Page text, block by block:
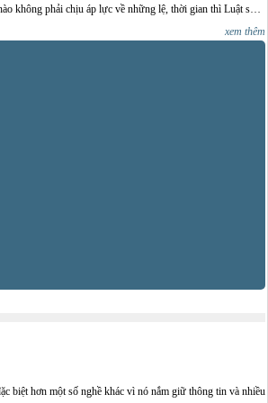
không phải chịu áp lực về những lệ, thời gian thì Luật sư
đúng trách nhiệm trước pháp luật và lương tâm của chính
xem thêm
biệt hơn một số nghề khác vì nó nắm giữ thông tin và nhiều